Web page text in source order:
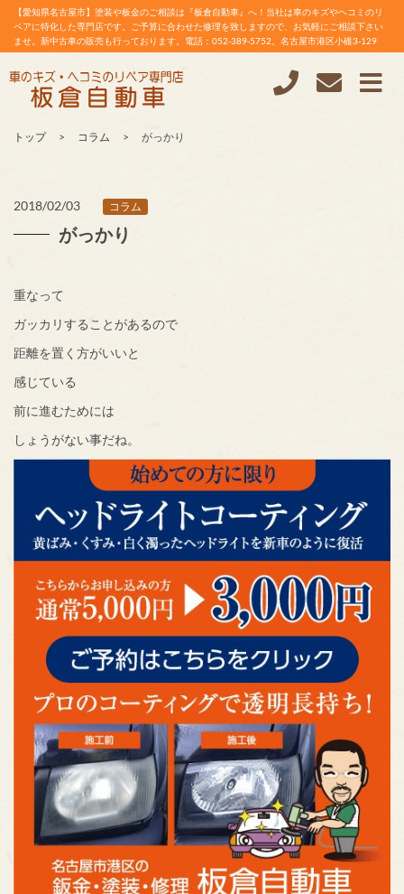
【愛知県名古屋市】塗装や板金のご相談は『板倉自動車』へ！当社は車のキズやヘコミのリ
ペアに特化した専門店です。ご予算に合わせた修理を致しますので、お気軽にご相談下さい
ませ。新中古車の販売も行っております。電話：052-389-5752。名古屋市港区小碓3-129
トップ コラム がっかり
2018/02/03 コラム
がっかり
重なって
ガッカリすることがあるので
距離を置く方がいいと
感じている
前に進むためには
しょうがない事だね。